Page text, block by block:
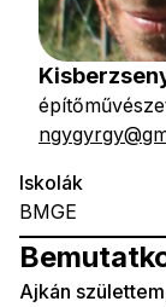
Ajkán
Iskolák
BMGE